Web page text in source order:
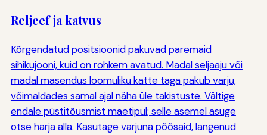
Reljeef ja katvus
Kõrgendatud positsioonid pakuvad paremaid
sihikujooni, kuid on rohkem avatud. Madal seljaaju või
madal masendus loomuliku katte taga pakub varju,
võimaldades samal ajal näha üle takistuste. Vältige
endale püstitõusmist mäetipul; selle asemel asuge
otse harja alla. Kasutage varjuna põõsaid, langenud